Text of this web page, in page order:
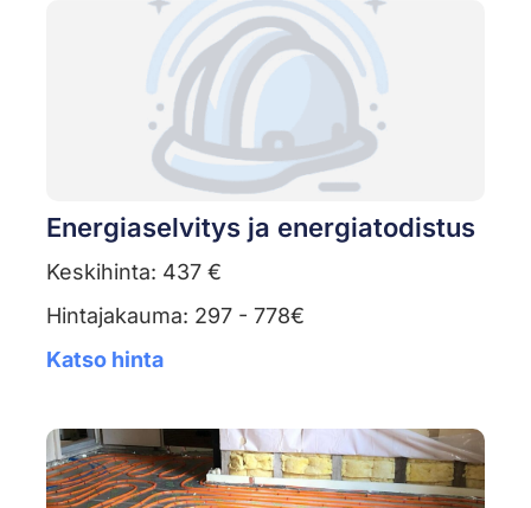
Energiaselvitys ja energiatodistus
Keskihinta: 437 €
Hintajakauma: 297 - 778€
Katso hinta